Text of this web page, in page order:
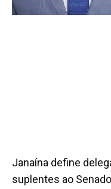
Janaína define
suplentes ao Senado